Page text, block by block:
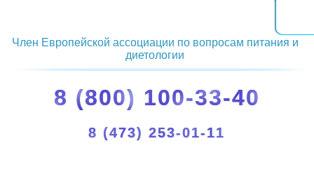
Член Европейской ассоциации по вопросам питания и
диетологии
8 (800) 100-33-40
8 (473) 253-01-11